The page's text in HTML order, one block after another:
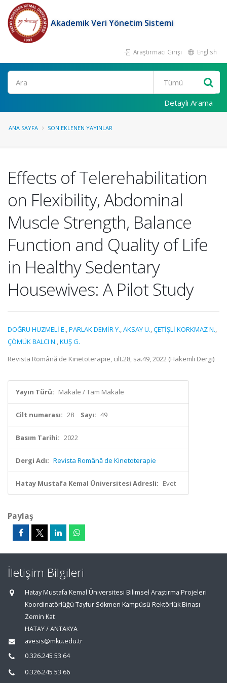
Akademik Veri Yönetim Sistemi
Araştırmacı Girişi English
Ara
Detaylı Arama
ANA SAYFA SON EKLENEN YAYINLAR
Effects of Telerehabilitation
on Flexibility, Abdominal
Muscle Strength, Balance
Function and Quality of Life
in Healthy Sedentary
Housewives: A Pilot Study
DOĞRU HÜZMELİ E.,PARLAK DEMİR Y.,AKSAY U.,ÇETİŞLİ KORKMAZ N.,
ÇÖMÜK BALCI N.,KUŞ G.
Revista Română de Kinetoterapie, cilt.28, sa.49, 2022 (Hakemli Dergi)
Yayın Türü: Makale / Tam Makale
Cilt numarası: 28 Sayı: 49
Basım Tarihi: 2022
Dergi Adı: Revista Română de Kinetoterapie
Hatay Mustafa Kemal Üniversitesi Adresli: Evet
Paylaş
İletişim Bilgileri
Hatay Mustafa Kemal Üniversitesi Bilimsel Araştırma Projeleri
Koordinatörlüğü Tayfur Sökmen Kampüsü Rektörlük Binası
Zemin Kat
HATAY / ANTAKYA
avesis@mku.edu.tr
0.326.245 53 64
0.326.245 53 66